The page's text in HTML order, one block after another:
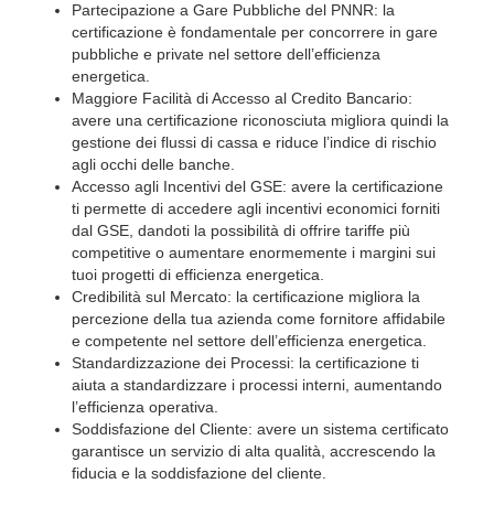
Partecipazione a Gare Pubbliche del PNNR: la
certificazione è fondamentale per concorrere in gare
pubbliche e private nel settore dell’efficienza
energetica.
Maggiore Facilità di Accesso al Credito Bancario:
avere una certificazione riconosciuta migliora quindi la
gestione dei flussi di cassa e riduce l’indice di rischio
agli occhi delle banche.
Accesso agli Incentivi del GSE: avere la certificazione
ti permette di accedere agli incentivi economici forniti
dal GSE, dandoti la possibilità di offrire tariffe più
competitive o aumentare enormemente i margini sui
tuoi progetti di efficienza energetica.
Credibilità sul Mercato: la certificazione migliora la
percezione della tua azienda come fornitore affidabile
e competente nel settore dell’efficienza energetica.
Standardizzazione dei Processi: la certificazione ti
aiuta a standardizzare i processi interni, aumentando
l’efficienza operativa.
Soddisfazione del Cliente: avere un sistema certificato
garantisce un servizio di alta qualità, accrescendo la
fiducia e la soddisfazione del cliente.